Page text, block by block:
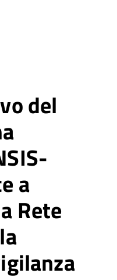
del
a
Rete